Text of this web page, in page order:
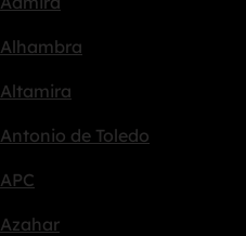
Alhambra
Altamira
Antonio de Toledo
APC
Azahar